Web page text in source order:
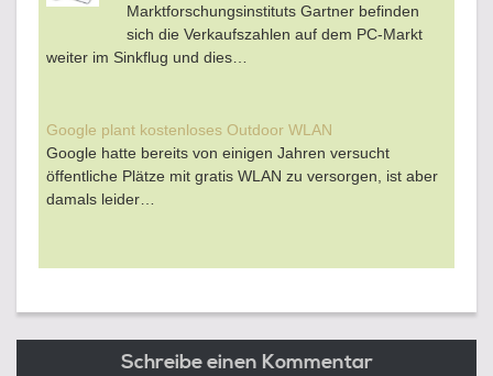
Marktforschungsinstituts Gartner befinden
sich die Verkaufszahlen auf dem PC-Markt
weiter im Sinkflug und dies…
Google plant kostenloses Outdoor WLAN
Google hatte bereits von einigen Jahren versucht
öffentliche Plätze mit gratis WLAN zu versorgen, ist aber
damals leider…
Schreibe einen Kommentar